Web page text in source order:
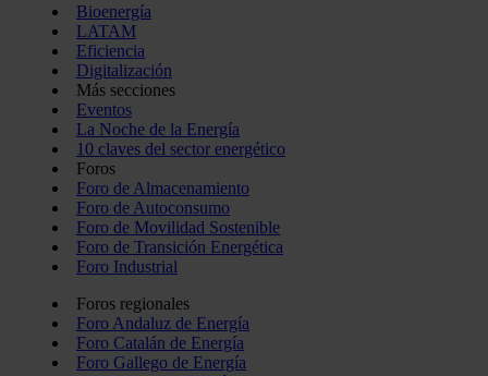
Bioenergía
LATAM
Eficiencia
Digitalización
Más secciones
Eventos
La Noche de la Energía
10 claves del sector energético
Foros
Foro de Almacenamiento
Foro de Autoconsumo
Foro de Movilidad Sostenible
Foro de Transición Energética
Foro Industrial
Foros regionales
Foro Andaluz de Energía
Foro Catalán de Energía
Foro Gallego de Energía